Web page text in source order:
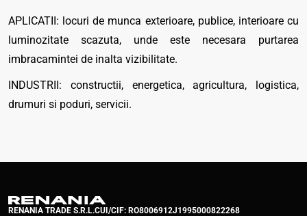
APLICATII: locuri de munca exterioare, publice, interioare cu
luminozitate scazuta, unde este necesara purtarea
imbracamintei de inalta vizibilitate.
INDUSTRII: constructii, energetica, agricultura, logistica,
drumuri si poduri, servicii.
RENANIA TRADE S.R.L.CUI/CIF: RO8006912J1995000822268